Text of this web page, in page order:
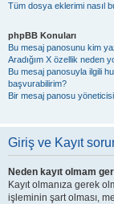
Tüm dosya eklerimi nasıl
phpBB Konuları
Bu mesaj panosunu kim
Aradığım X özellik neden
Bu mesaj panosuyla ilgili
başvurabilirim?
Bir mesaj panosu
Giriş ve Kayıt
Neden kayıt olmam
Kayıt olmanıza gerek
işleminin şart olması,